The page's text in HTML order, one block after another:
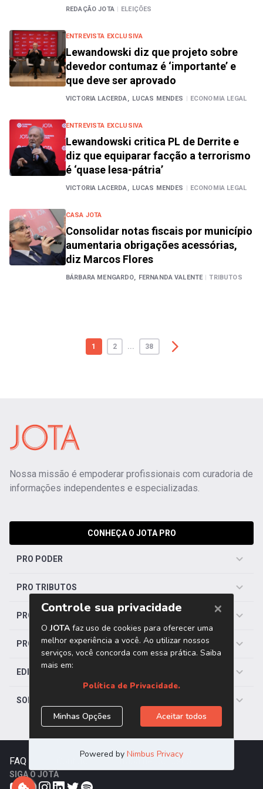
REDAÇÃO JOTA | ELEIÇÕES
ENTREVISTA EXCLUSIVA
Lewandowski diz que projeto sobre
devedor contumaz é ‘importante’ e
que deve ser aprovado
VICTORIA LACERDA, LUCAS MENDES | ECONOMIA LEGAL
ENTREVISTA EXCLUSIVA
Lewandowski critica PL de Derrite e
diz que equiparar facção a terrorismo
é ‘quase lesa-pátria’
VICTORIA LACERDA, LUCAS MENDES | ECONOMIA LEGAL
CASA JOTA
Consolidar notas fiscais por município
aumentaria obrigações acessórias,
diz Marcos Flores
BÁRBARA MENGARDO, FERNANDA VALENTE | TRIBUTOS
1 2 ... 38
Nossa missão é empoderar profissionais com curadoria de
informações independentes e especializadas.
CONHEÇA O JOTA PRO
PRO PODER
PRO TRIBUTOS
PRO TRABALHISTA
PRO SAÚDE
EDITORIAS
SOBRE O JOTA
FAQ Trabalhe Conosco
SIGA O JOTA